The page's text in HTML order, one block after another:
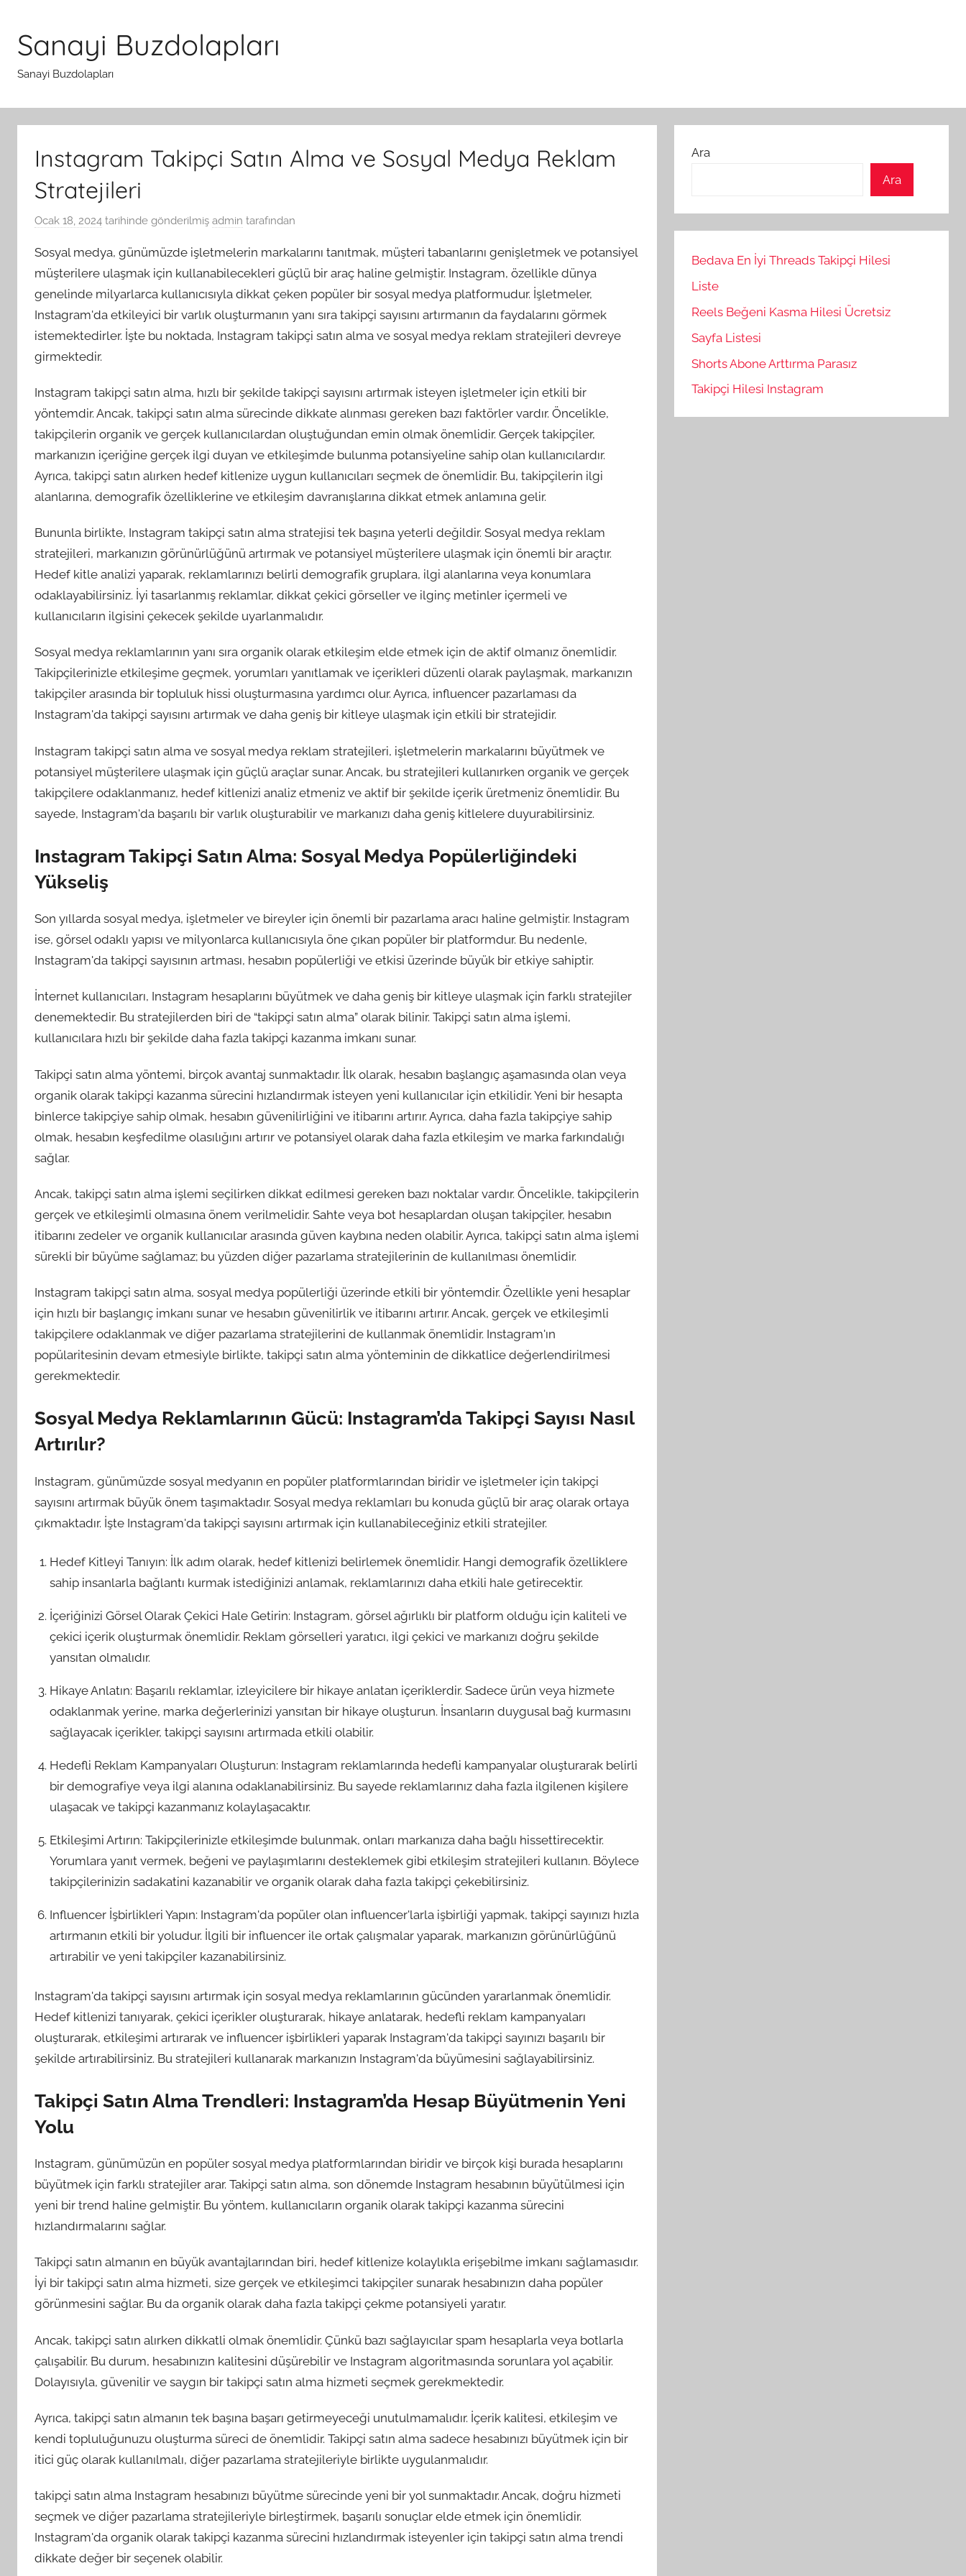
Sanayi Buzdolapları
Sanayi Buzdolapları
Instagram Takipçi Satın Alma ve Sosyal Medya Reklam
Stratejileri
Ocak 18, 2024 tarihinde gönderilmiş admin tarafından
Sosyal medya, günümüzde işletmelerin markalarını tanıtmak, müşteri tabanlarını genişletmek ve potansiyel
müşterilere ulaşmak için kullanabilecekleri güçlü bir araç haline gelmiştir. Instagram, özellikle dünya
genelinde milyarlarca kullanıcısıyla dikkat çeken popüler bir sosyal medya platformudur. İşletmeler,
Instagram'da etkileyici bir varlık oluşturmanın yanı sıra takipçi sayısını artırmanın da faydalarını görmek
istemektedirler. İşte bu noktada, Instagram takipçi satın alma ve sosyal medya reklam stratejileri devreye
girmektedir.
Instagram takipçi satın alma, hızlı bir şekilde takipçi sayısını artırmak isteyen işletmeler için etkili bir
yöntemdir. Ancak, takipçi satın alma sürecinde dikkate alınması gereken bazı faktörler vardır. Öncelikle,
takipçilerin organik ve gerçek kullanıcılardan oluştuğundan emin olmak önemlidir. Gerçek takipçiler,
markanızın içeriğine gerçek ilgi duyan ve etkileşimde bulunma potansiyeline sahip olan kullanıcılardır.
Ayrıca, takipçi satın alırken hedef kitlenize uygun kullanıcıları seçmek de önemlidir. Bu, takipçilerin ilgi
alanlarına, demografik özelliklerine ve etkileşim davranışlarına dikkat etmek anlamına gelir.
Bununla birlikte, Instagram takipçi satın alma stratejisi tek başına yeterli değildir. Sosyal medya reklam
stratejileri, markanızın görünürlüğünü artırmak ve potansiyel müşterilere ulaşmak için önemli bir araçtır.
Hedef kitle analizi yaparak, reklamlarınızı belirli demografik gruplara, ilgi alanlarına veya konumlara
odaklayabilirsiniz. İyi tasarlanmış reklamlar, dikkat çekici görseller ve ilginç metinler içermeli ve
kullanıcıların ilgisini çekecek şekilde uyarlanmalıdır.
Sosyal medya reklamlarının yanı sıra organik olarak etkileşim elde etmek için de aktif olmanız önemlidir.
Takipçilerinizle etkileşime geçmek, yorumları yanıtlamak ve içerikleri düzenli olarak paylaşmak, markanızın
takipçiler arasında bir topluluk hissi oluşturmasına yardımcı olur. Ayrıca, influencer pazarlaması da
Instagram'da takipçi sayısını artırmak ve daha geniş bir kitleye ulaşmak için etkili bir stratejidir.
Instagram takipçi satın alma ve sosyal medya reklam stratejileri, işletmelerin markalarını büyütmek ve
potansiyel müşterilere ulaşmak için güçlü araçlar sunar. Ancak, bu stratejileri kullanırken organik ve gerçek
takipçilere odaklanmanız, hedef kitlenizi analiz etmeniz ve aktif bir şekilde içerik üretmeniz önemlidir. Bu
sayede, Instagram'da başarılı bir varlık oluşturabilir ve markanızı daha geniş kitlelere duyurabilirsiniz.
Instagram Takipçi Satın Alma: Sosyal Medya Popülerliğindeki
Yükseliş
Son yıllarda sosyal medya, işletmeler ve bireyler için önemli bir pazarlama aracı haline gelmiştir. Instagram
ise, görsel odaklı yapısı ve milyonlarca kullanıcısıyla öne çıkan popüler bir platformdur. Bu nedenle,
Instagram'da takipçi sayısının artması, hesabın popülerliği ve etkisi üzerinde büyük bir etkiye sahiptir.
İnternet kullanıcıları, Instagram hesaplarını büyütmek ve daha geniş bir kitleye ulaşmak için farklı stratejiler
denemektedir. Bu stratejilerden biri de “takipçi satın alma” olarak bilinir. Takipçi satın alma işlemi,
kullanıcılara hızlı bir şekilde daha fazla takipçi kazanma imkanı sunar.
Takipçi satın alma yöntemi, birçok avantaj sunmaktadır. İlk olarak, hesabın başlangıç aşamasında olan veya
organik olarak takipçi kazanma sürecini hızlandırmak isteyen yeni kullanıcılar için etkilidir. Yeni bir hesapta
binlerce takipçiye sahip olmak, hesabın güvenilirliğini ve itibarını artırır. Ayrıca, daha fazla takipçiye sahip
olmak, hesabın keşfedilme olasılığını artırır ve potansiyel olarak daha fazla etkileşim ve marka farkındalığı
sağlar.
Ancak, takipçi satın alma işlemi seçilirken dikkat edilmesi gereken bazı noktalar vardır. Öncelikle, takipçilerin
gerçek ve etkileşimli olmasına önem verilmelidir. Sahte veya bot hesaplardan oluşan takipçiler, hesabın
itibarını zedeler ve organik kullanıcılar arasında güven kaybına neden olabilir. Ayrıca, takipçi satın alma işlemi
sürekli bir büyüme sağlamaz; bu yüzden diğer pazarlama stratejilerinin de kullanılması önemlidir.
Instagram takipçi satın alma, sosyal medya popülerliği üzerinde etkili bir yöntemdir. Özellikle yeni hesaplar
için hızlı bir başlangıç imkanı sunar ve hesabın güvenilirlik ve itibarını artırır. Ancak, gerçek ve etkileşimli
takipçilere odaklanmak ve diğer pazarlama stratejilerini de kullanmak önemlidir. Instagram'ın
popülaritesinin devam etmesiyle birlikte, takipçi satın alma yönteminin de dikkatlice değerlendirilmesi
gerekmektedir.
Sosyal Medya Reklamlarının Gücü: Instagram’da Takipçi Sayısı Nasıl
Artırılır?
Instagram, günümüzde sosyal medyanın en popüler platformlarından biridir ve işletmeler için takipçi
sayısını artırmak büyük önem taşımaktadır. Sosyal medya reklamları bu konuda güçlü bir araç olarak ortaya
çıkmaktadır. İşte Instagram'da takipçi sayısını artırmak için kullanabileceğiniz etkili stratejiler.
Hedef Kitleyi Tanıyın: İlk adım olarak, hedef kitlenizi belirlemek önemlidir. Hangi demografik özelliklere
sahip insanlarla bağlantı kurmak istediğinizi anlamak, reklamlarınızı daha etkili hale getirecektir.
İçeriğinizi Görsel Olarak Çekici Hale Getirin: Instagram, görsel ağırlıklı bir platform olduğu için kaliteli ve
çekici içerik oluşturmak önemlidir. Reklam görselleri yaratıcı, ilgi çekici ve markanızı doğru şekilde
yansıtan olmalıdır.
Hikaye Anlatın: Başarılı reklamlar, izleyicilere bir hikaye anlatan içeriklerdir. Sadece ürün veya hizmete
odaklanmak yerine, marka değerlerinizi yansıtan bir hikaye oluşturun. İnsanların duygusal bağ kurmasını
sağlayacak içerikler, takipçi sayısını artırmada etkili olabilir.
Hedefli Reklam Kampanyaları Oluşturun: Instagram reklamlarında hedefli kampanyalar oluşturarak belirli
bir demografiye veya ilgi alanına odaklanabilirsiniz. Bu sayede reklamlarınız daha fazla ilgilenen kişilere
ulaşacak ve takipçi kazanmanız kolaylaşacaktır.
Etkileşimi Artırın: Takipçilerinizle etkileşimde bulunmak, onları markanıza daha bağlı hissettirecektir.
Yorumlara yanıt vermek, beğeni ve paylaşımlarını desteklemek gibi etkileşim stratejileri kullanın. Böylece
takipçilerinizin sadakatini kazanabilir ve organik olarak daha fazla takipçi çekebilirsiniz.
Influencer İşbirlikleri Yapın: Instagram'da popüler olan influencer'larla işbirliği yapmak, takipçi sayınızı hızla
artırmanın etkili bir yoludur. İlgili bir influencer ile ortak çalışmalar yaparak, markanızın görünürlüğünü
artırabilir ve yeni takipçiler kazanabilirsiniz.
Instagram'da takipçi sayısını artırmak için sosyal medya reklamlarının gücünden yararlanmak önemlidir.
Hedef kitlenizi tanıyarak, çekici içerikler oluşturarak, hikaye anlatarak, hedefli reklam kampanyaları
oluşturarak, etkileşimi artırarak ve influencer işbirlikleri yaparak Instagram'da takipçi sayınızı başarılı bir
şekilde artırabilirsiniz. Bu stratejileri kullanarak markanızın Instagram'da büyümesini sağlayabilirsiniz.
Takipçi Satın Alma Trendleri: Instagram’da Hesap Büyütmenin Yeni
Yolu
Instagram, günümüzün en popüler sosyal medya platformlarından biridir ve birçok kişi burada hesaplarını
büyütmek için farklı stratejiler arar. Takipçi satın alma, son dönemde Instagram hesabının büyütülmesi için
yeni bir trend haline gelmiştir. Bu yöntem, kullanıcıların organik olarak takipçi kazanma sürecini
hızlandırmalarını sağlar.
Takipçi satın almanın en büyük avantajlarından biri, hedef kitlenize kolaylıkla erişebilme imkanı sağlamasıdır.
İyi bir takipçi satın alma hizmeti, size gerçek ve etkileşimci takipçiler sunarak hesabınızın daha popüler
görünmesini sağlar. Bu da organik olarak daha fazla takipçi çekme potansiyeli yaratır.
Ancak, takipçi satın alırken dikkatli olmak önemlidir. Çünkü bazı sağlayıcılar spam hesaplarla veya botlarla
çalışabilir. Bu durum, hesabınızın kalitesini düşürebilir ve Instagram algoritmasında sorunlara yol açabilir.
Dolayısıyla, güvenilir ve saygın bir takipçi satın alma hizmeti seçmek gerekmektedir.
Ayrıca, takipçi satın almanın tek başına başarı getirmeyeceği unutulmamalıdır. İçerik kalitesi, etkileşim ve
kendi topluluğunuzu oluşturma süreci de önemlidir. Takipçi satın alma sadece hesabınızı büyütmek için bir
itici güç olarak kullanılmalı, diğer pazarlama stratejileriyle birlikte uygulanmalıdır.
takipçi satın alma Instagram hesabınızı büyütme sürecinde yeni bir yol sunmaktadır. Ancak, doğru hizmeti
seçmek ve diğer pazarlama stratejileriyle birleştirmek, başarılı sonuçlar elde etmek için önemlidir.
Instagram'da organik olarak takipçi kazanma sürecini hızlandırmak isteyenler için takipçi satın alma trendi
dikkate değer bir seçenek olabilir.
Ara
Ara
Bedava En İyi Threads Takipçi Hilesi
Liste
Reels Beğeni Kasma Hilesi Ücretsiz
Sayfa Listesi
Shorts Abone Arttırma Parasız
Takipçi Hilesi Instagram